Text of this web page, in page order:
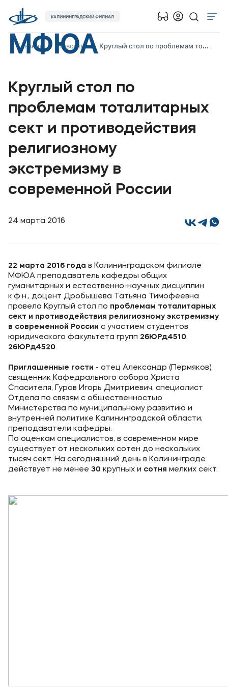
МФЮА
КАЛИНИНГРАДСКИЙ ФИЛИАЛ
Об университете
Абитуриенту
Наука
Студентам
Выпускникам
Уровни образования
Среднее профессиональное образование
Высшее образование
Дополнительное профессиональное образование
Медиа
Объявления
Новости
Контакты
Банковские реквизиты
Приемная комиссия
+7 (800) 200-80-66
Главная Новости Круглый стол по проблемам тоталитарных сект и противодействия религиозному экстремизму в современной России
Круглый стол по
проблемам тоталитарных
сект и противодействия
религиозному
экстремизму в
современной России
24 марта 2016
22 марта 2016 года в Калининградском филиале
МФЮА преподаватель кафедры общих
гуманитарных и естественно-научных дисциплин
к.ф.н., доцент Дробышева Татьяна Тимофеевна
провела Круглый стол по проблемам тоталитарных
сект и противодействия религиозному экстремизму
в современной России с участием студентов
юридического факультета групп 26ЮРд4510,
26ЮРд4520.
Приглашенные гости - отец Александр (Пермяков),
священник Кафедрального собора Христа
Спасителя, Гуров Игорь Дмитриевич, специалист
Отдела по связям с общественностью
Министерства по муниципальному развитию и
внутренней политике Калининградской области,
преподаватели кафедры.
По оценкам специалистов, в современном мире
существует от нескольких сотен до нескольких
тысяч сект. На сегодняшний день в Калининграде
действует не менее 30 крупных и сотня мелких сект.